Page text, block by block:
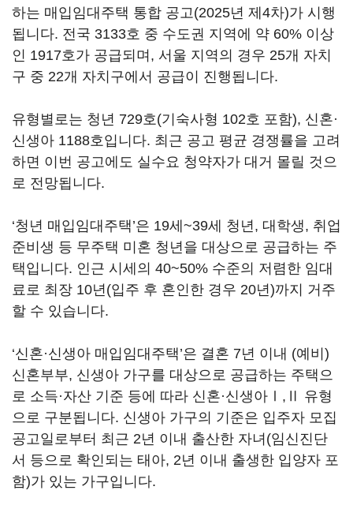
하는 매입임대주택 통합 공고(2025년 제4차)가 시행
됩니다. 전국 3133호 중 수도권 지역에 약 60% 이상
인 1917호가 공급되며, 서울 지역의 경우 25개 자치
구 중 22개 자치구에서 공급이 진행됩니다.
유형별로는 청년 729호(기숙사형 102호 포함), 신혼·
신생아 1188호입니다. 최근 공고 평균 경쟁률을 고려
하면 이번 공고에도 실수요 청약자가 대거 몰릴 것으
로 전망됩니다.
‘청년 매입임대주택’은 19세~39세 청년, 대학생, 취업
준비생 등 무주택 미혼 청년을 대상으로 공급하는 주
택입니다. 인근 시세의 40~50% 수준의 저렴한 임대
료로 최장 10년(입주 후 혼인한 경우 20년)까지 거주
할 수 있습니다.
‘신혼·신생아 매입임대주택’은 결혼 7년 이내 (예비)
신혼부부, 신생아 가구를 대상으로 공급하는 주택으
로 소득·자산 기준 등에 따라 신혼·신생아Ⅰ,Ⅱ 유형
으로 구분됩니다. 신생아 가구의 기준은 입주자 모집
공고일로부터 최근 2년 이내 출산한 자녀(임신진단
서 등으로 확인되는 태아, 2년 이내 출생한 입양자 포
함)가 있는 가구입니다.